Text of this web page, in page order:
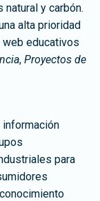
natural y carbón.
alta prioridad
educativos
, Proyectos de
para